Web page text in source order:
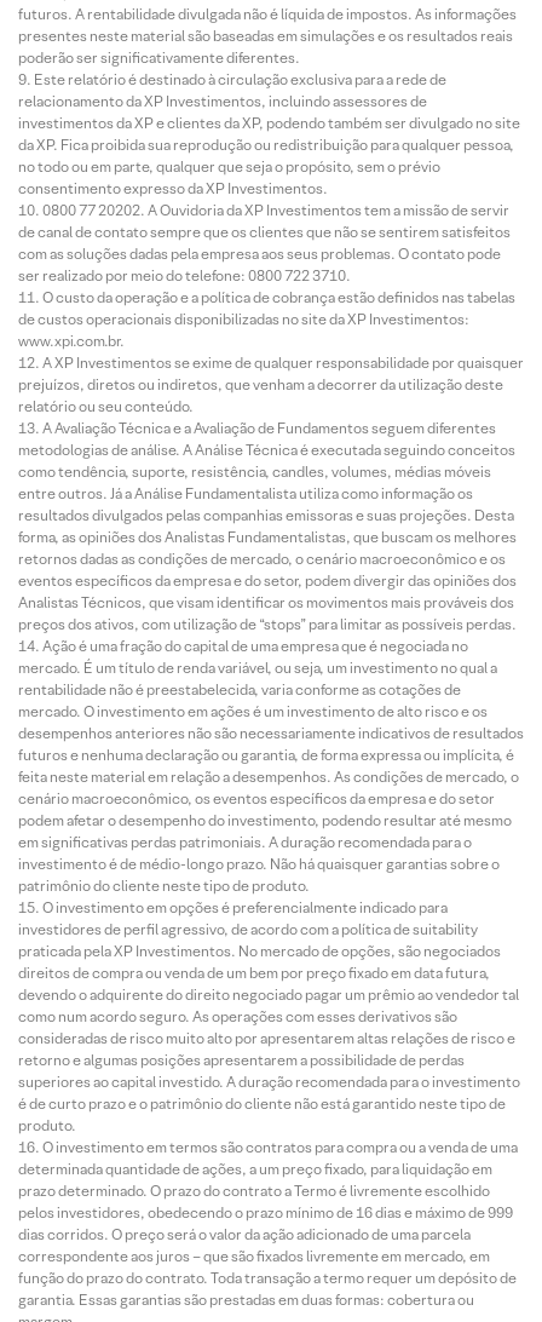
futuros. A rentabilidade divulgada não é líquida de impostos. As informações
presentes neste material são baseadas em simulações e os resultados reais
poderão ser significativamente diferentes.
Este relatório é destinado à circulação exclusiva para a rede de
relacionamento da XP Investimentos, incluindo assessores de
investimentos da XP e clientes da XP, podendo também ser divulgado no site
da XP. Fica proibida sua reprodução ou redistribuição para qualquer pessoa,
no todo ou em parte, qualquer que seja o propósito, sem o prévio
consentimento expresso da XP Investimentos.
0800 77 20202. A Ouvidoria da XP Investimentos tem a missão de servir
de canal de contato sempre que os clientes que não se sentirem satisfeitos
com as soluções dadas pela empresa aos seus problemas. O contato pode
ser realizado por meio do telefone: 0800 722 3710.
O custo da operação e a política de cobrança estão definidos nas tabelas
de custos operacionais disponibilizadas no site da XP Investimentos:
www.xpi.com.br.
A XP Investimentos se exime de qualquer responsabilidade por quaisquer
prejuízos, diretos ou indiretos, que venham a decorrer da utilização deste
relatório ou seu conteúdo.
A Avaliação Técnica e a Avaliação de Fundamentos seguem diferentes
metodologias de análise. A Análise Técnica é executada seguindo conceitos
como tendência, suporte, resistência, candles, volumes, médias móveis
entre outros. Já a Análise Fundamentalista utiliza como informação os
resultados divulgados pelas companhias emissoras e suas projeções. Desta
forma, as opiniões dos Analistas Fundamentalistas, que buscam os melhores
retornos dadas as condições de mercado, o cenário macroeconômico e os
eventos específicos da empresa e do setor, podem divergir das opiniões dos
Analistas Técnicos, que visam identificar os movimentos mais prováveis dos
preços dos ativos, com utilização de “stops” para limitar as possíveis perdas.
Ação é uma fração do capital de uma empresa que é negociada no
mercado. É um título de renda variável, ou seja, um investimento no qual a
rentabilidade não é preestabelecida, varia conforme as cotações de
mercado. O investimento em ações é um investimento de alto risco e os
desempenhos anteriores não são necessariamente indicativos de resultados
futuros e nenhuma declaração ou garantia, de forma expressa ou implícita, é
feita neste material em relação a desempenhos. As condições de mercado, o
cenário macroeconômico, os eventos específicos da empresa e do setor
podem afetar o desempenho do investimento, podendo resultar até mesmo
em significativas perdas patrimoniais. A duração recomendada para o
investimento é de médio-longo prazo. Não há quaisquer garantias sobre o
patrimônio do cliente neste tipo de produto.
O investimento em opções é preferencialmente indicado para
investidores de perfil agressivo, de acordo com a política de suitability
praticada pela XP Investimentos. No mercado de opções, são negociados
direitos de compra ou venda de um bem por preço fixado em data futura,
devendo o adquirente do direito negociado pagar um prêmio ao vendedor tal
como num acordo seguro. As operações com esses derivativos são
consideradas de risco muito alto por apresentarem altas relações de risco e
retorno e algumas posições apresentarem a possibilidade de perdas
superiores ao capital investido. A duração recomendada para o investimento
é de curto prazo e o patrimônio do cliente não está garantido neste tipo de
produto.
O investimento em termos são contratos para compra ou a venda de uma
determinada quantidade de ações, a um preço fixado, para liquidação em
prazo determinado. O prazo do contrato a Termo é livremente escolhido
pelos investidores, obedecendo o prazo mínimo de 16 dias e máximo de 999
dias corridos. O preço será o valor da ação adicionado de uma parcela
correspondente aos juros – que são fixados livremente em mercado, em
função do prazo do contrato. Toda transação a termo requer um depósito de
garantia. Essas garantias são prestadas em duas formas: cobertura ou